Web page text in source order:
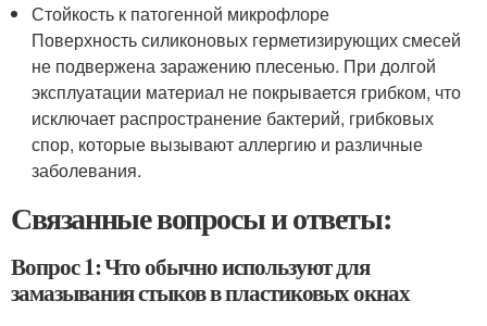
Стойкость к патогенной микрофлоре
Поверхность силиконовых герметизирующих смесей
не подвержена заражению плесенью. При долгой
эксплуатации материал не покрывается грибком, что
исключает распространение бактерий, грибковых
спор, которые вызывают аллергию и различные
заболевания.
Связанные вопросы и ответы:
Вопрос 1: Что обычно используют для
замазывания стыков в пластиковых окнах